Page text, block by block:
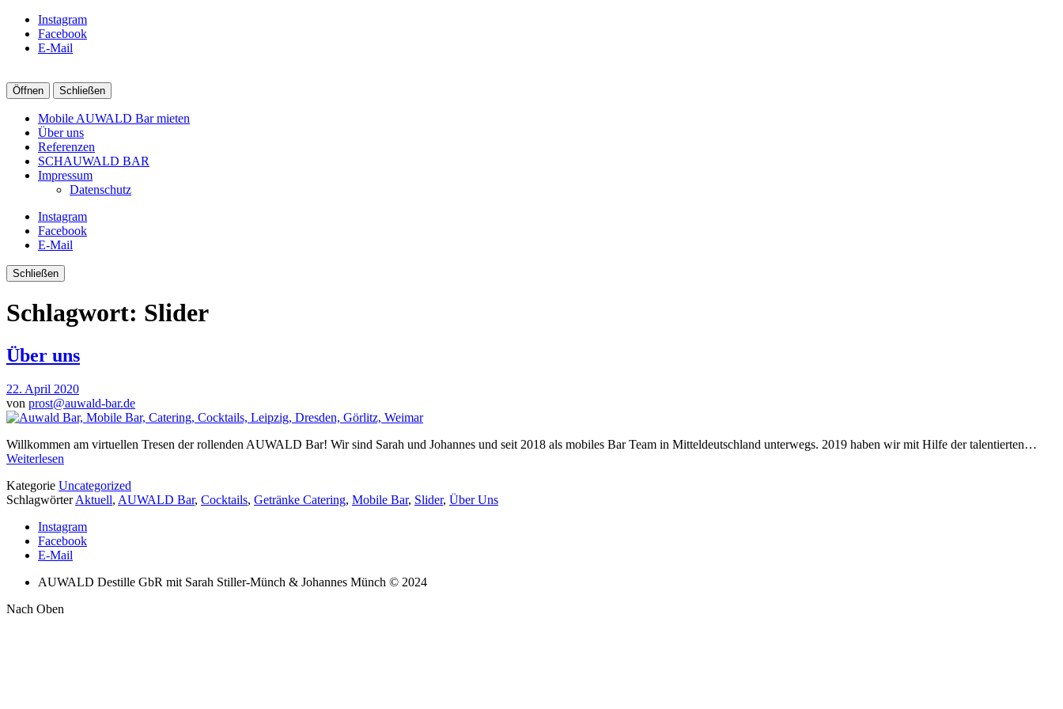
Instagram
Facebook
E-Mail
Öffnen Schließen
Mobile AUWALD Bar mieten
Über uns
Referenzen
SCHAUWALD BAR
Impressum
Datenschutz
Instagram
Facebook
E-Mail
Schließen
Schlagwort: Slider
Über uns
22. April 2020
von prost@auwald-bar.de
Willkommen am virtuellen Tresen der rollenden AUWALD Bar! Wir sind Sarah und Johannes und seit 2018 als mobiles Bar Team in Mitteldeutschland unterwegs. 2019 haben wir mit Hilfe der talentierten…
Weiterlesen
Kategorie Uncategorized
SchlagwörterAktuell, AUWALD Bar, Cocktails, Getränke Catering, Mobile Bar, Slider, Über Uns
Instagram
Facebook
E-Mail
AUWALD Destille GbR mit Sarah Stiller-Münch & Johannes Münch © 2024
Nach Oben